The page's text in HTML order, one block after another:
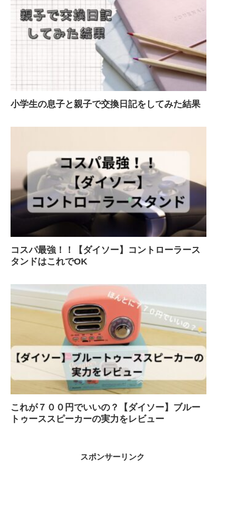
小学生の息子と親子で交換日記をしてみた結果
コスパ最強！！【ダイソー】コントローラース
タンドはこれでOK
これが７００円でいいの？【ダイソー】ブルー
トゥーススピーカーの実力をレビュー
スポンサーリンク